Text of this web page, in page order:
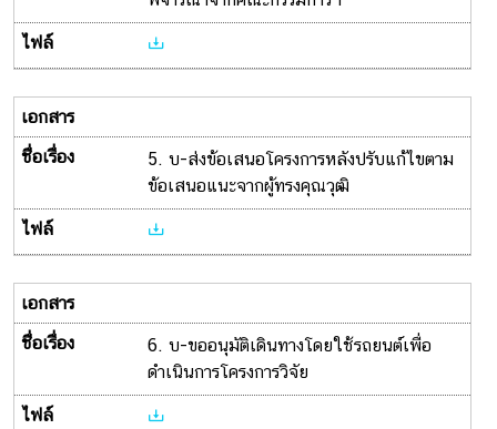
5. บ-ส่งข้อเสนอโครงการหลังปรับแก้ไขตาม
ข้อเสนอแนะจากผู้ทรงคุณวุฒิ
6. บ-ขออนุมัติเดินทางโดยใช้รถยนต์เพื่อ
ดำเนินการโครงการวิจัย